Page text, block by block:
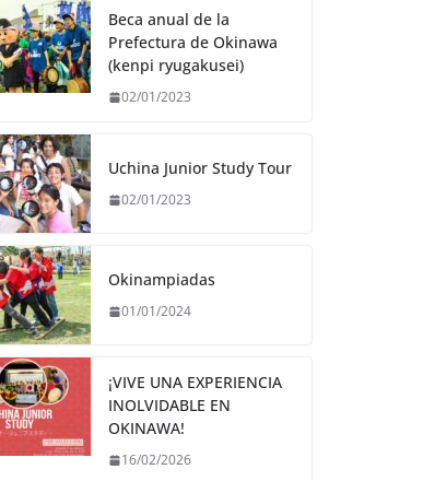
Beca anual de la
Prefectura de Okinawa
(kenpi ryugakusei)
02/01/2023
Uchina Junior Study Tour
02/01/2023
Okinampiadas
01/01/2024
¡VIVE UNA EXPERIENCIA
INOLVIDABLE EN
OKINAWA!
16/02/2026